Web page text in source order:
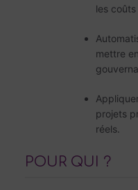
les coûts
mettre
projets
réels.
POUR QUI ?